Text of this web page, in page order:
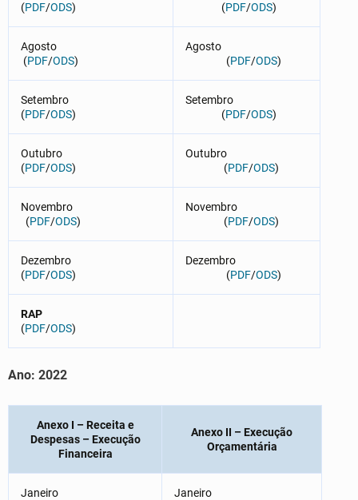
(PDF/ODS)
(PDF/ODS)
Agosto
(PDF/ODS)
Agosto
(PDF/ODS)
Setembro
(PDF/ODS)
Setembro
(PDF/ODS)
Outubro
(PDF/ODS)
Outubro
(PDF/ODS)
Novembro
(PDF/ODS)
Novembro
(PDF/ODS)
Dezembro
(PDF/ODS)
Dezembro
(PDF/ODS)
RAP
(PDF/ODS)
Ano: 2022
Anexo I – Receita e
Despesas – Execução
Financeira
Anexo II – Execução
Orçamentária
Janeiro
Janeiro